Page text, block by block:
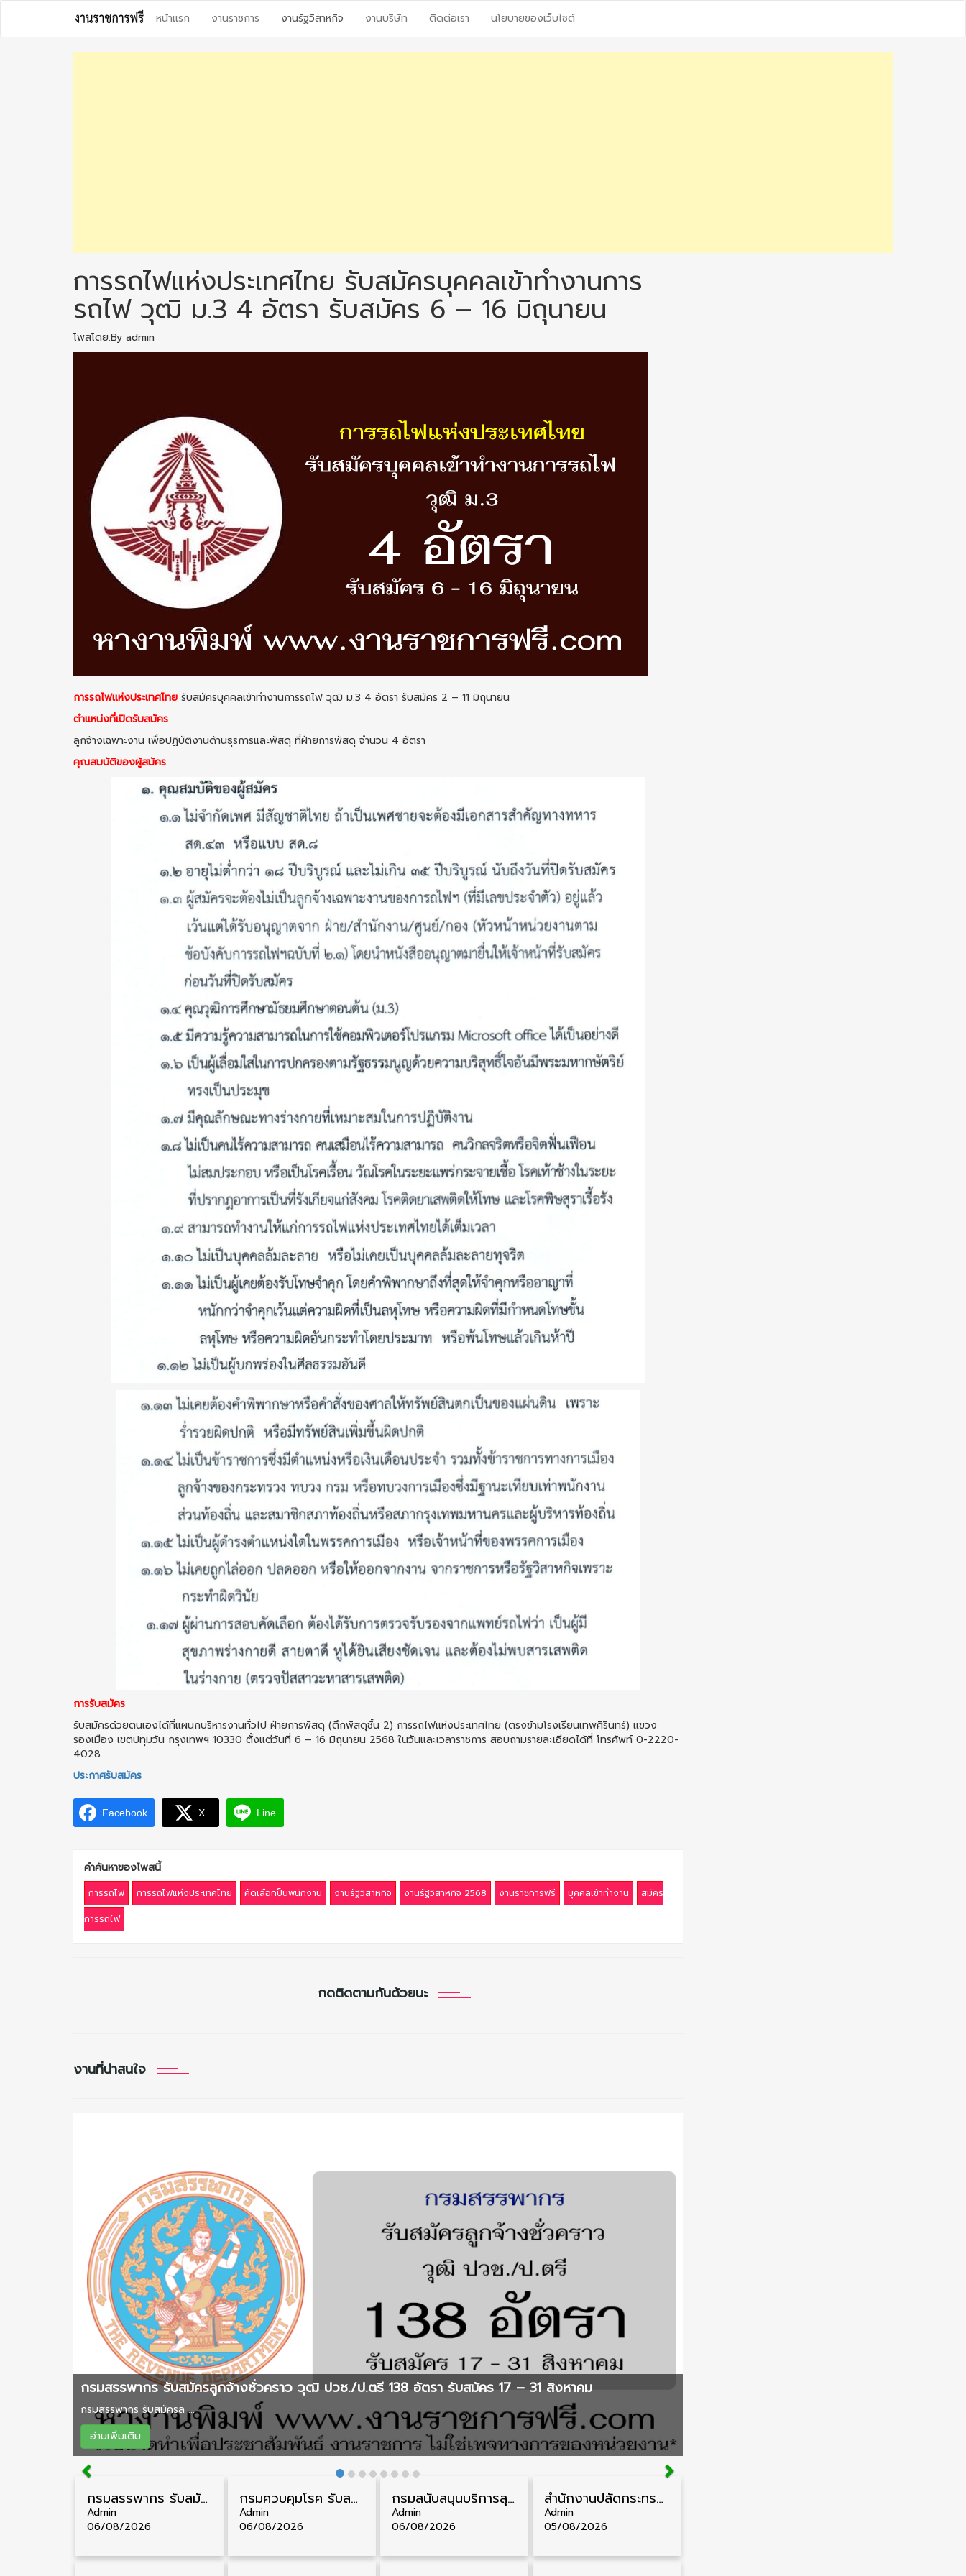
content
หน้าแรก งานราชการ งานรัฐวิสาหกิจ งานบริษัท ติดต่อเรา นโยบายของเว็บไซต์
การรถไฟแห่งประเทศไทย รับสมัครบุคคลเข้าทำงานการ
รถไฟ วุฒิ ม.3 4 อัตรา รับสมัคร 6 – 16 มิถุนายน
โพสโดย:By admin
การรถไฟแห่งประเทศไทย รับสมัครบุคคลเข้าทำงานการรถไฟ วุฒิ ม.3 4 อัตรา รับสมัคร 2 – 11 มิถุนายน
ตำแหน่งที่เปิดรับสมัคร
ลูกจ้างเฉพาะงาน เพื่อปฏิบัติงานด้านธุรการและพัสดุ ที่ฝ่ายการพัสดุ จำนวน 4 อัตรา
คุณสมบัติของผู้สมัคร
การรับสมัคร
รับสมัครด้วยตนเองได้ที่แผนกบริหารงานทั่วไป ฝ่ายการพัสดุ (ตึกพัสดุชั้น 2) การรถไฟแห่งประเทศไทย (ตรงข้ามโรงเรียนเทพศิรินทร์) แขวง
รองเมือง เขตปทุมวัน กรุงเทพฯ 10330 ตั้งแต่วันที่ 6 – 16 มิถุนายน 2568 ในวันและเวลาราชการ สอบถามรายละเอียดได้ที่ โทรศัพท์ 0-2220-
4028
ประกาศรับสมัคร
Facebook X Line
คำค้นหาของโพสนี้
การรถไฟ การรถไฟแห่งประเทศไทย คัดเลือกป็นพนักงาน งานรัฐวิสาหกิจ งานรัฐวิสาหกิจ 2568 งานราชการฟรี บุคคลเข้าทำงาน
สมัคร
การรถไฟ
กดติดตามกันด้วยนะ
งานที่น่าสนใจ
กรมสรรพากร รับสมัครลูกจ้างชั่วคราว วุฒิ ปวช./ป.ตรี 138 อัตรา รับสมัคร 17 – 31 สิงหาคม
กรมสรรพากร รับสมัครล ...
อ่านเพิ่มเติม
กรมสรรพากร รับสมัครลูกจ้างชั่วคราว วุฒิ ปวช./ป.ตรี 138 อัตรา รับสมัคร 17 – 31 สิงหาคม
Admin
06/08/2026
กรมควบคุมโรค รับสมัครสอบบรรจุเข้ารับราชการ วุฒิ ปวส./ป.ตรี 17 อัตรา รับสมัคร 17 สิงหาคม – 4 กันยายน
Admin
06/08/2026
กรมสนับสนุนบริการสุขภาพ รับสมัครคัดเลือกพนักงานราชการ วุฒิ ปวส./ป.ตรี 13 อัตรา รับสมัคร 11 – 20 สิงหาคม
Admin
06/08/2026
สำนักงานปลัดกระทรวงสาธารณสุข รับสมัครพนักงานราชการรูปแบบพิเศษ วุฒิ ปวส./ป.ตรี 102 อัตรา รับสมัคร 17 – 28 สิงหาคม
Admin
05/08/2026